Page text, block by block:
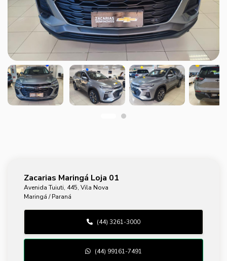
Zacarias Maringá Loja 01
Avenida Tuiuti, 445, Vila Nova
Maringá / Paraná
(44) 3261-3000
(44) 99161-7491